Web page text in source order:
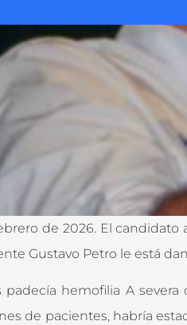
de 2026. El
Gustavo Petro le está
hemofilia A
de pacientes, habría